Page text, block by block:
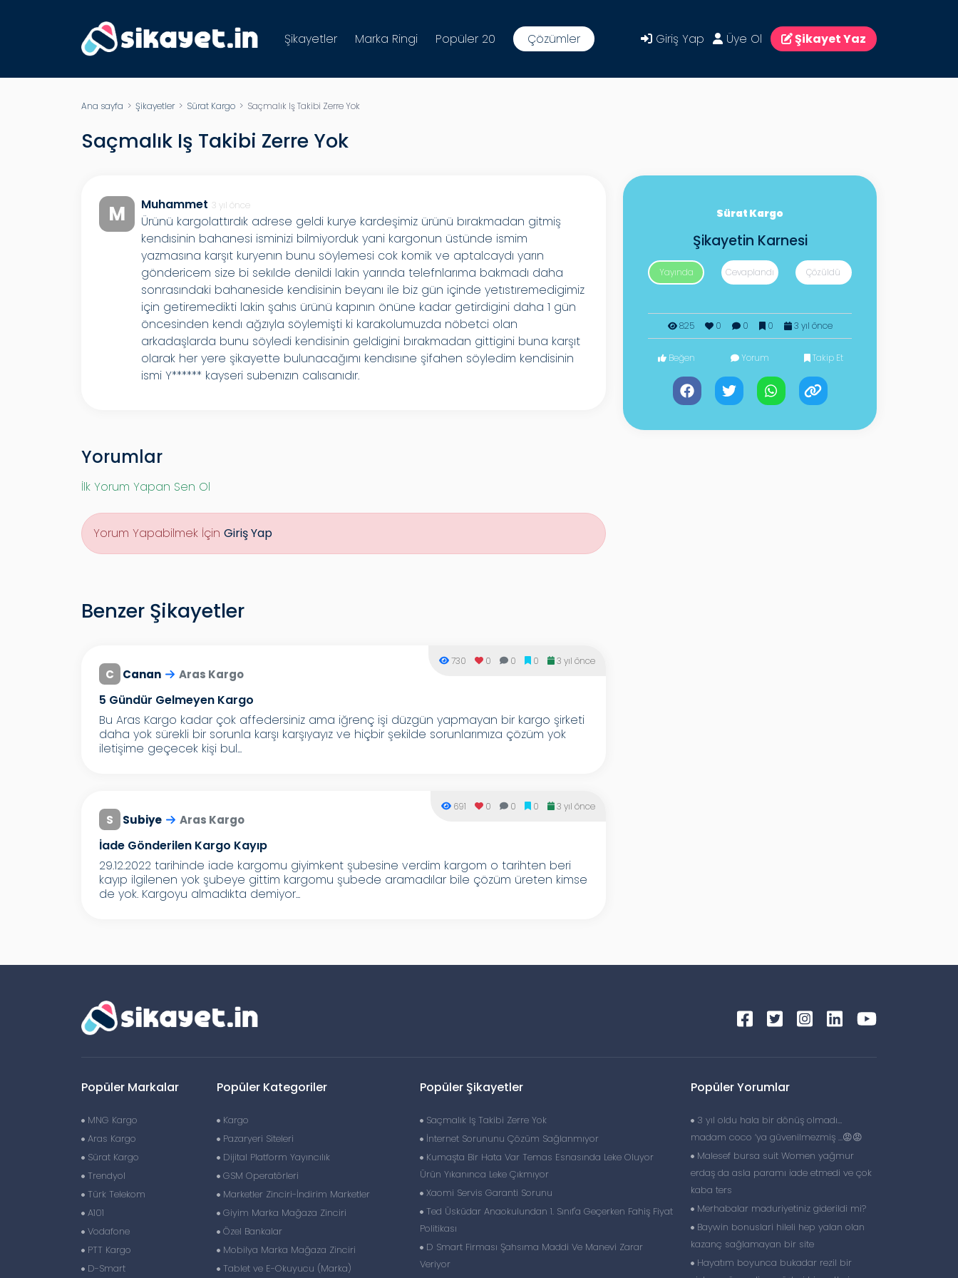
Şikayetler Marka Ringi Popüler 20 Çözümler Giriş Yap Üye Ol Şikayet Yaz
Ana sayfa > Şikayetler> Sürat Kargo > Saçmalık Iş Takibi Zerre Yok
Saçmalık Iş Takibi Zerre Yok
M Muhammet 3 yıl önce
Ürünü kargolattırdık adrese geldi kurye kardeşimiz ürünü bırakmadan gitmiş
kendısinin bahanesi isminizi bilmiyorduk yani kargonun üstünde ismim
yazmasına karşıt kuryenın bunu söylemesi cok komik ve aptalcaydı yarın
göndericem size bi sekılde denildi lakin yarında telefnlarıma bakmadı daha
sonrasındaki bahaneside kendisinin beyanı ile biz gün içinde yetıstıremedigimiz
için getiremedikti lakin şahıs ürünü kapının önüne kadar getirdigini daha 1 gün
öncesinden kendı ağzıyla söylemişti ki karakolumuzda nöbetci olan
arkadaşlarda bunu söyledi kendisinin geldigini bırakmadan gittigini buna karşıt
olarak her yere şikayette bulunacağımı kendısıne şifahen söyledim kendisinin
ismi Y****** kayseri subenızın calısanıdır.
Sürat Kargo
Şikayetin Karnesi
Yayında Cevaplandı Çözüldü
825 0 0 0 3 yıl önce
Beğen Yorum Takip Et
Yorumlar
İlk Yorum Yapan Sen Ol
Yorum Yapabilmek İçin Giriş Yap
Benzer Şikayetler
C Canan Aras Kargo
5 Gündür Gelmeyen Kargo
730 0 0 0 3 yıl önce
Bu Aras Kargo kadar çok affedersiniz ama iğrenç işi düzgün yapmayan bir kargo şirketi
daha yok sürekli bir sorunla karşı karşıyayız ve hiçbir şekilde sorunlarımıza çözüm yok
iletişime geçecek kişi bul...
S Subiye Aras Kargo
İade Gönderilen Kargo Kayıp
691 0 0 0 3 yıl önce
29.12.2022 tarihinde iade kargomu giyimkent şubesine verdim kargom o tarihten beri
kayıp ilgilenen yok şubeye gittim kargomu şubede aramadılar bile çözüm üreten kimse
de yok. Kargoyu almadıkta demiyor...
Popüler Markalar
MNG Kargo
Aras Kargo
Sürat Kargo
Trendyol
Türk Telekom
A101
Vodafone
PTT Kargo
D-Smart
Popüler Kategoriler
Kargo
Pazaryeri Siteleri
Dijital Platform Yayıncılık
GSM Operatörleri
Marketler Zinciri-İndirim Marketler
Giyim Marka Mağaza Zinciri
Özel Bankalar
Mobilya Marka Mağaza Zinciri
Tablet ve E-Okuyucu (Marka)
Popüler Şikayetler
Saçmalık Iş Takibi Zerre Yok
İnternet Sorununu Çözüm Sağlanmıyor
Kumaşta Bir Hata Var Temas Esnasında Leke Oluyor
Ürün Yıkanınca Leke Çıkmıyor
Xaomi Servis Garanti Sorunu
Ted Üsküdar Anaokulundan 1. Sınıf'a Geçerken Fahiş Fiyat
Politikası
D Smart Firması Şahsıma Maddi Ve Manevi Zarar
Veriyor
Popüler Yorumlar
3 yıl oldu hala bir dönüş olmadı…
madam coco ‘ya güvenilmezmiş …😡😡
Malesef bursa suit Women yağmur
erdaş da asla paramı iade etmedi ve çok
kaba ters
Merhabalar maduriyetiniz giderildi mi?
Baywin bonuslari hileli hep yalan olan
kazanç sağlamayan bir site
Hayatım boyunca bukadar rezil bir